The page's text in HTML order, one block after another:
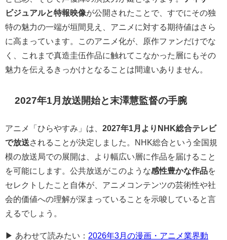
ビジュアルと特報映像が公開されたことで、すでにその独
特の魅力の一端が垣間見え、アニメに対する期待値はさら
に高まっています。このアニメ化が、原作ファンだけでな
く、これまで真造圭伍作品に触れてこなかった層にもその
魅力を伝えるきっかけとなることは間違いありません。
2027年1月放送開始と末澤慧監督の手腕
アニメ「ひらやすみ」は、 2027年1月よりNHK総合テレビ
で放送されることが決定しました。NHK総合という全国規
模の放送局での展開は、より幅広い層に作品を届けること
を可能にします。公共放送がこのような感性豊かな作品を
セレクトしたこと自体が、アニメコンテンツの芸術性や社
会的価値への理解が深まっていることを示唆していると言
えるでしょう。
▶ あわせて読みたい： 2026年3月の漫画・アニメ業界動